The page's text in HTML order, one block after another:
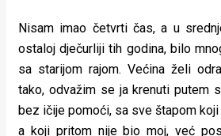
Nisam imao četvrti čas, a u
ostaloj dječurliji tih godina, bilo
sa starijom rajom. Većina želi
tako, odvažim se ja krenuti putem
bez ičije pomoći, sa sve štapom
a koji pritom nije bio moj, već